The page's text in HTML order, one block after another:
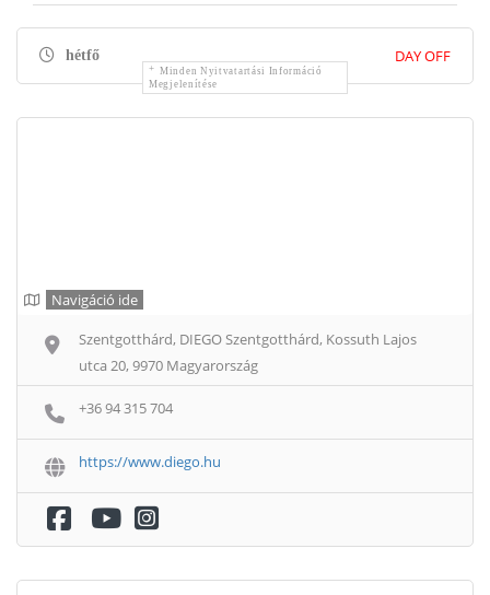
hétfő DAY OFF
Minden Nyitvatartási Információ
Megjelenítése
Navigáció ide
Szentgotthárd, DIEGO Szentgotthárd, Kossuth Lajos
utca 20, 9970 Magyarország
+36 94 315 704
https://www.diego.hu